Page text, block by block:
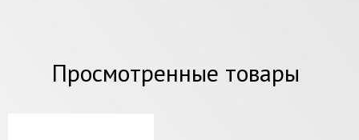
Просмотренные товары